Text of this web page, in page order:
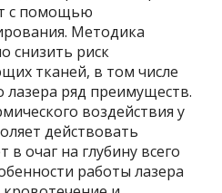
с помощью
Методика
снизить риск
тканей, в том числе
лазера ряд преимуществ.
воздействия у
действовать
очаг на глубину всего
работы лазера